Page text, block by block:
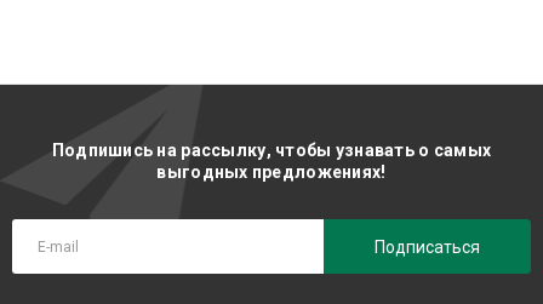
Подпишись на рассылку, чтобы узнавать о самых
выгодных предложениях!
Подписаться